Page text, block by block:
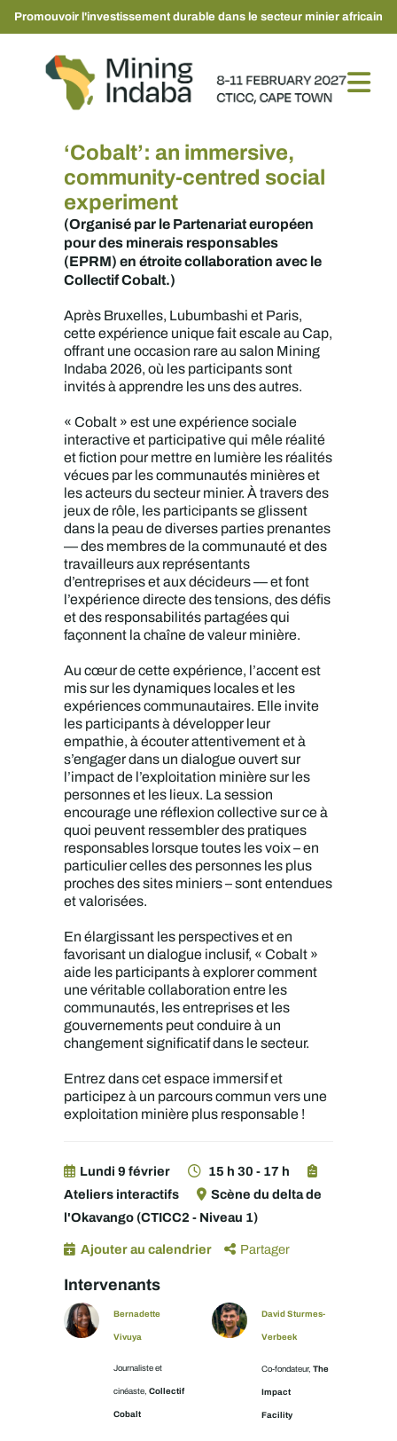
Promouvoir l'investissement durable dans le secteur minier africain
‘Cobalt’: an immersive,
community-centred social
experiment
(Organisé par le Partenariat européen
pour des minerais responsables
(EPRM) en étroite collaboration avec le
Collectif Cobalt.)
Après Bruxelles, Lubumbashi et Paris,
cette expérience unique fait escale au Cap,
offrant une occasion rare au salon Mining
Indaba 2026, où les participants sont
invités à apprendre les uns des autres.
« Cobalt » est une expérience sociale
interactive et participative qui mêle réalité
et fiction pour mettre en lumière les réalités
vécues par les communautés minières et
les acteurs du secteur minier. À travers des
jeux de rôle, les participants se glissent
dans la peau de diverses parties prenantes
— des membres de la communauté et des
travailleurs aux représentants
d’entreprises et aux décideurs — et font
l’expérience directe des tensions, des défis
et des responsabilités partagées qui
façonnent la chaîne de valeur minière.
Au cœur de cette expérience, l’accent est
mis sur les dynamiques locales et les
expériences communautaires. Elle invite
les participants à développer leur
empathie, à écouter attentivement et à
s’engager dans un dialogue ouvert sur
l’impact de l’exploitation minière sur les
personnes et les lieux. La session
encourage une réflexion collective sur ce à
quoi peuvent ressembler des pratiques
responsables lorsque toutes les voix – en
particulier celles des personnes les plus
proches des sites miniers – sont entendues
et valorisées.
En élargissant les perspectives et en
favorisant un dialogue inclusif, « Cobalt »
aide les participants à explorer comment
une véritable collaboration entre les
communautés, les entreprises et les
gouvernements peut conduire à un
changement significatif dans le secteur.
Entrez dans cet espace immersif et
participez à un parcours commun vers une
exploitation minière plus responsable !
Lundi 9 février
15 h 30 - 17 h
Ateliers interactifs
Scène du delta de
l'Okavango (CTICC2 - Niveau 1)
Ajouter au calendrier
Partager
Intervenants
Bernadette
Vivuya
Journaliste et
cinéaste, Collectif
Cobalt
David Sturmes-
Verbeek
Co-fondateur, The
Impact
Facility